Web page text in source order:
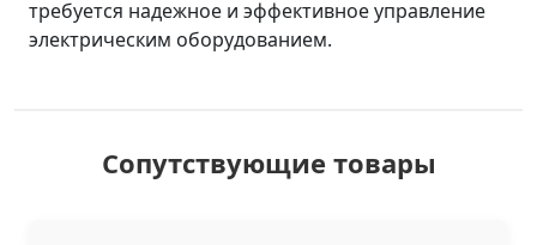
требуется надежное и эффективное управление
электрическим оборудованием.
Сопутствующие товары